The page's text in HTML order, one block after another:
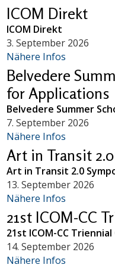
ICOM Direkt
ICOM Direkt
3. September 2026
Nähere Infos
Belvedere
for Applications
Belvedere Summer
7. September 2026
Nähere Infos
Art in Transit
Art in Transit 2.0
13. September 2026
Nähere Infos
21st ICOM-CC
21st ICOM-CC
14. September 2026
Nähere Infos